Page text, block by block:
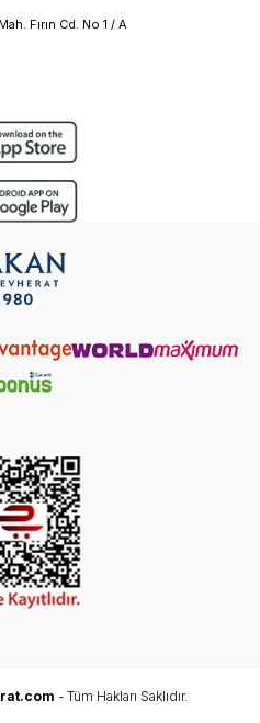
Fırın Cd. No 1 / A
- Tüm Hakları Saklıdır.